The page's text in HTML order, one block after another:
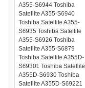
A355-S6944 Toshiba
Satellite A355-S6940
Toshiba Satellite A355-
S6935 Toshiba Satellite
A355-S6926 Toshiba
Satellite A355-S6879
Toshiba Satellite A355D-
S69301 Toshiba Satellite
A355D-S6930 Toshiba
Satellite A355D-S69221